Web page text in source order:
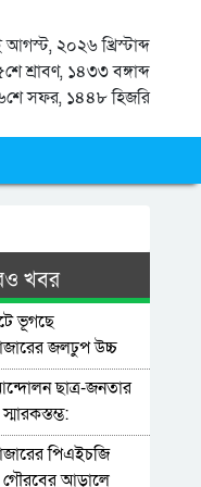
২০২৬ খ্রিস্টাব্দ
শ্রাবণ, ১৪৩৩ বঙ্গাব্দ
সফর, ১৪৪৮ হিজরি
খবর
ভূগছে
জলঢুপ উচ্চ
ছাত্র-জনতার
ইউএনও
পিএইচজি
গৌরবের আড়ালে